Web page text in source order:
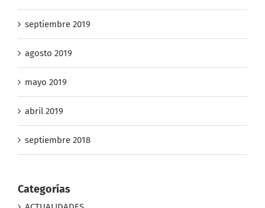
septiembre 2019
agosto 2019
mayo 2019
abril 2019
septiembre 2018
Categorías